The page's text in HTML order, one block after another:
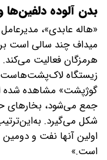
بدن آلوده دلفین‌ها
«هاله عابدی»،
میداف چند سالی است
هرمزگان فعالیت می‌کند.
زیستگاه
گوژپشت» مشاهده
جمع می‌شود، بخارهای
شکل می‌گیرد.
اولین آنها نفت و
است.»